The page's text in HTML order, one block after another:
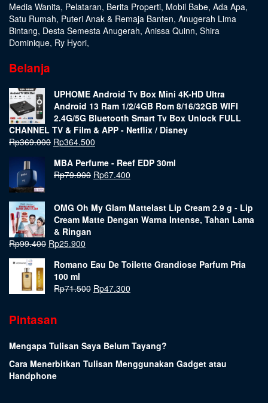
Media Wanita, Pelataran, Berita Properti, Mobil Babe, Ada Apa,
Satu Rumah, Puteri Anak & Remaja Banten, Anugerah Lima
Bintang, Desta Semesta Anugerah, Anissa Quinn, Shira
Dominique, Ry Hyori,
Belanja
UPHOME Android Tv Box Mini 4K-HD Ultra
Android 13 Ram 1/2/4GB Rom 8/16/32GB WIFI
2.4G/5G Bluetooth Smart Tv Box Unlock FULL
CHANNEL TV & Film & APP - Netflix / Disney
Rp369.000 Rp364.500
MBA Perfume - Reef EDP 30ml
Rp79.900 Rp67.400
OMG Oh My Glam Mattelast Lip Cream 2.9 g - Lip
Cream Matte Dengan Warna Intense, Tahan Lama
& Ringan
Rp99.400 Rp25.900
Romano Eau De Toilette Grandiose Parfum Pria
100 ml
Rp71.500 Rp47.300
Pintasan
Mengapa Tulisan Saya Belum Tayang?
Cara Menerbitkan Tulisan Menggunakan Gadget atau
Handphone